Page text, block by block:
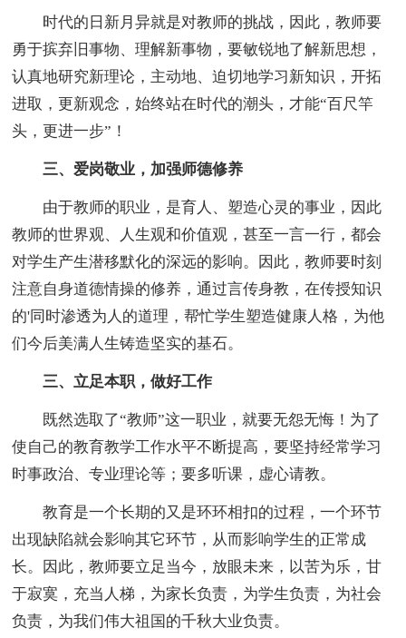
时代的日新月异就是对教师的挑战，因此，教师要
勇于摈弃旧事物、理解新事物，要敏锐地了解新思想，
认真地研究新理论，主动地、迫切地学习新知识，开拓
进取，更新观念，始终站在时代的潮头，才能“百尺竿
头，更进一步”！
三、爱岗敬业，加强师德修养
由于教师的职业，是育人、塑造心灵的事业，因此
教师的世界观、人生观和价值观，甚至一言一行，都会
对学生产生潜移默化的深远的影响。因此，教师要时刻
注意自身道德情操的修养，通过言传身教，在传授知识
的'同时渗透为人的道理，帮忙学生塑造健康人格，为他
们今后美满人生铸造坚实的基石。
三、立足本职，做好工作
既然选取了“教师”这一职业，就要无怨无悔！为了
使自己的教育教学工作水平不断提高，要坚持经常学习
时事政治、专业理论等；要多听课，虚心请教。
教育是一个长期的又是环环相扣的过程，一个环节
出现缺陷就会影响其它环节，从而影响学生的正常成
长。因此，教师要立足当今，放眼未来，以苦为乐，甘
于寂寞，充当人梯，为家长负责，为学生负责，为社会
负责，为我们伟大祖国的千秋大业负责。